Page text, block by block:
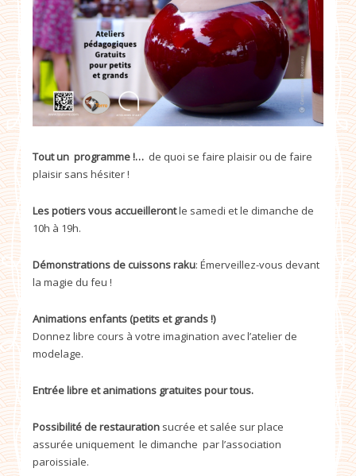
Tout un programme !… de quoi se faire plaisir ou de faire
plaisir sans hésiter !
Les potiers vous accueillerontle samedi et le dimanche de
10h à 19h.
Démonstrations de cuissons raku: Émerveillez-vous devant
la magie du feu !
Animations enfants (petits et grands !)
Donnez libre cours à votre imagination avec l’atelier de
modelage.
Entrée libre et animations gratuites pour tous.
Possibilité de restauration sucrée et salée sur place
assurée uniquement le dimanche par l’association
paroissiale.